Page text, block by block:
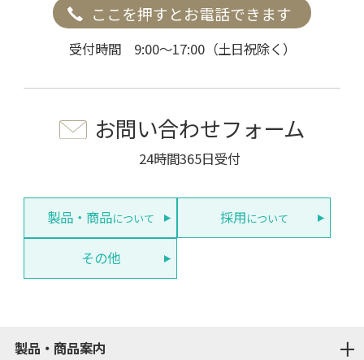
ここを押すとお電話できます
受付時間 9:00～17:00（土日祝除く）
お問い合わせフォーム
24時間365日受付
製品・商品について 採用について
その他
製品・商品案内